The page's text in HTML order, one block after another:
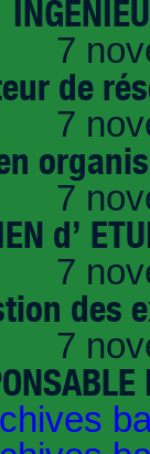
7
de
7
7
d’
7
des
7